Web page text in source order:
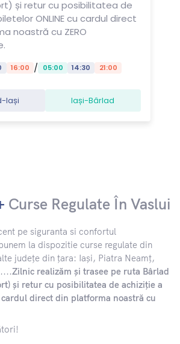
Curse Regulate În Vaslui
pe siguranta si confortul
la dispozitie curse regulate din
județe din țara: Iași, Piatra Neamț,
Zilnic realizăm și trasee pe ruta Bârlad
și retur cu posibilitatea de achiziție a
direct din platforma noastră cu
și retur cu posibilitatea de
ONLINE cu cardul direct
noastră cu ZERO
16:00 / 05:00 14:30 21:00
Iași Iași-Bârlad